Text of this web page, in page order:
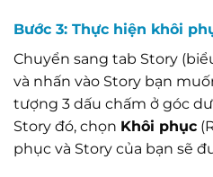
Bước 3: Thực hiện khôi
Chuyển sang tab Story
và nhấn vào Story bạn
tượng 3 dấu chấm ở góc
Story đó, chọn Khôi phục
phục và Story của bạn sẽ